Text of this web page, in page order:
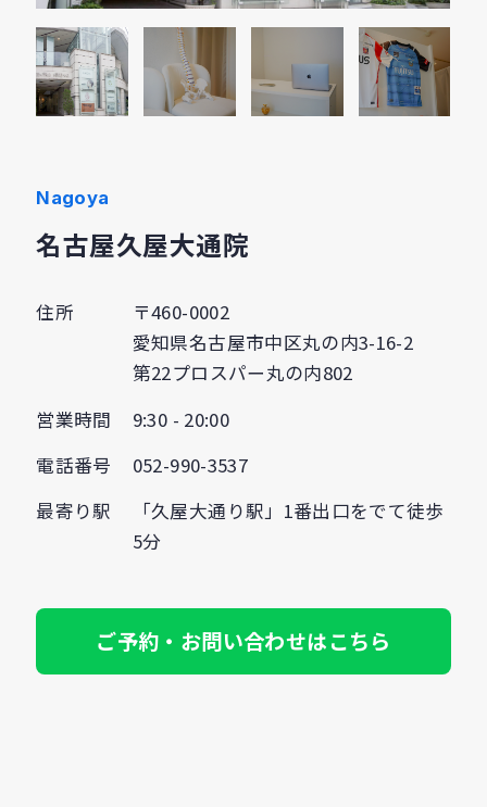
Nagoya
名古屋久屋大通院
住所
〒460-0002
愛知県名古屋市中区丸の内3-16-2
第22プロスパー丸の内802
営業時間
9:30 - 20:00
電話番号
052-990-3537
最寄り駅
「久屋大通り駅」1番出口をでて徒歩
5分
ご予約・お問い合わせはこちら